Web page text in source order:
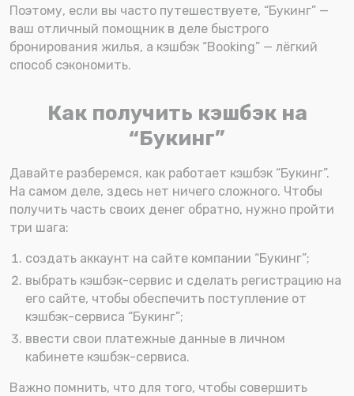
Поэтому, если вы часто путешествуете, “Букинг” —
ваш отличный помощник в деле быстрого
бронирования жилья, а кэшбэк “Booking” — лёгкий
способ сэкономить.
Как получить кэшбэк на
“Букинг”
Давайте разберемся, как работает кэшбэк “Букинг”.
На самом деле, здесь нет ничего сложного. Чтобы
получить часть своих денег обратно, нужно пройти
три шага:
создать аккаунт на сайте компании “Букинг”;
выбрать кэшбэк-сервис и сделать регистрацию на
его сайте, чтобы обеспечить поступление от
кэшбэк-сервиса “Букинг”;
ввести свои платежные данные в личном
кабинете кэшбэк-сервиса.
Важно помнить, что для того, чтобы совершить